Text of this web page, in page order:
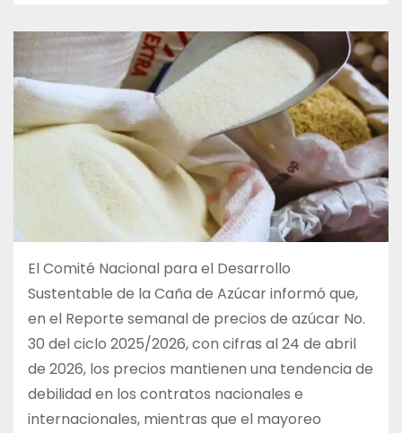
El Comité Nacional para el Desarrollo
Sustentable de la Caña de Azúcar informó que,
en el Reporte semanal de precios de azúcar No.
30 del ciclo 2025/2026, con cifras al 24 de abril
de 2026, los precios mantienen una tendencia de
debilidad en los contratos nacionales e
internacionales, mientras que el mayoreo